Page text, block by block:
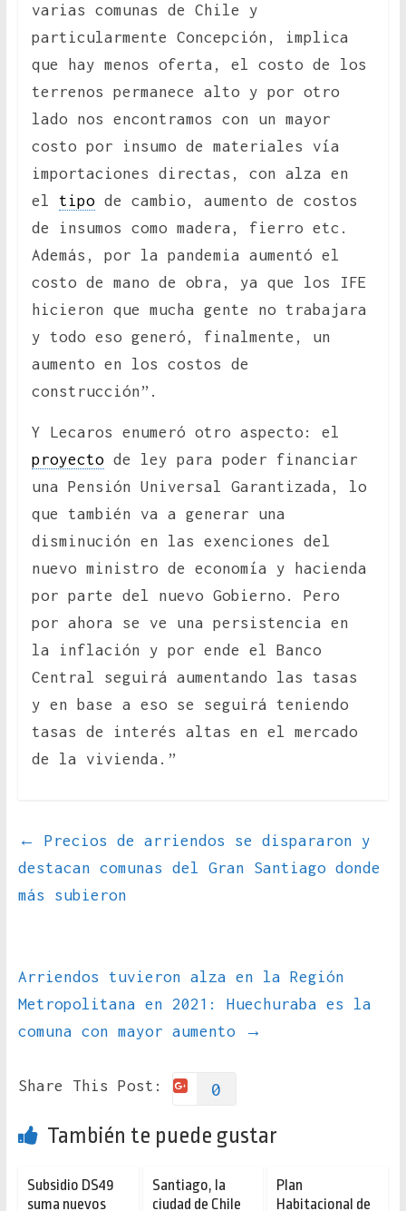
varias comunas de Chile y
particularmente Concepción, implica
que hay menos oferta, el costo de los
terrenos permanece alto y por otro
lado nos encontramos con un mayor
costo por insumo de materiales vía
importaciones directas, con alza en
el tipode cambio, aumento de costos
de insumos como madera, fierro etc.
Además, por la pandemia aumentó el
costo de mano de obra, ya que los IFE
hicieron que mucha gente no trabajara
y todo eso generó, finalmente, un
aumento en los costos de
construcción”.
Y Lecaros enumeró otro aspecto: el
proyectode ley para poder financiar
una Pensión Universal Garantizada, lo
que también va a generar una
disminución en las exenciones del
nuevo ministro de economía y hacienda
por parte del nuevo Gobierno. Pero
por ahora se ve una persistencia en
la inflación y por ende el Banco
Central seguirá aumentando las tasas
y en base a eso se seguirá teniendo
tasas de interés altas en el mercado
de la vivienda.”
←
Precios de arriendos se dispararon y
destacan comunas del Gran Santiago donde
más subieron
Arriendos tuvieron alza en la Región
Metropolitana en 2021: Huechuraba es la
comuna con mayor aumento
→
Share This Post: 0
También te puede gustar
Subsidio DS49
suma nuevos
Santiago, la
ciudad de Chile
Plan
Habitacional de